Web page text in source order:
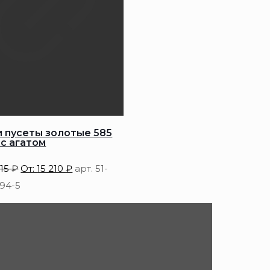
пусеты золотые 585
агатом
₽ От:15 210₽ арт. 51-
5